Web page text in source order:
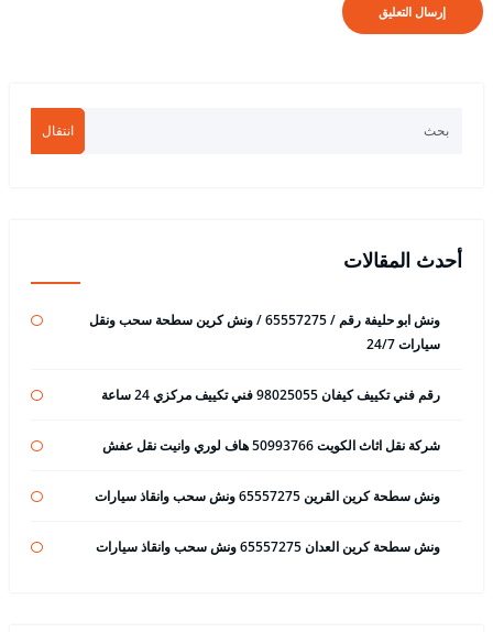
انتقال
أحدث المقالات
ونش ابو حليفة رقم / 65557275 / ونش كرين سطحة سحب ونقل
سيارات 24/7
رقم فني تكييف كيفان 98025055 فني تكييف مركزي 24 ساعة
شركة نقل اثاث الكويت 50993766 هاف لوري وانيت نقل عفش
ونش سطحة كرين القرين 65557275 ونش سحب وانقاذ سيارات
ونش سطحة كرين العدان 65557275 ونش سحب وانقاذ سيارات